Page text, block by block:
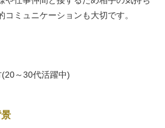
ミュニケーションも大切です。
～30代活躍中)